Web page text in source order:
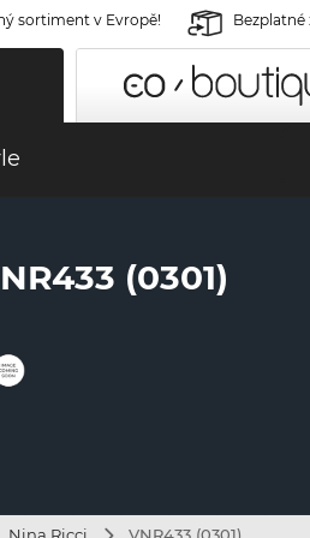
sortiment v Evropě! Bezplatné
(0301)